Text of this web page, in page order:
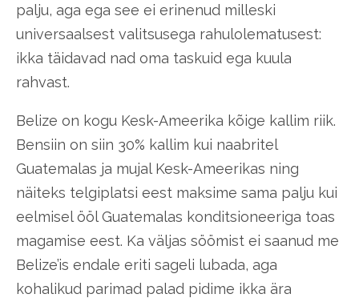
palju, aga ega see ei erinenud milleski
universaalsest valitsusega rahulolematusest:
ikka täidavad nad oma taskuid ega kuula
rahvast.
Belize on kogu Kesk-Ameerika kõige kallim riik.
Bensiin on siin 30% kallim kui naabritel
Guatemalas ja mujal Kesk-Ameerikas ning
näiteks telgiplatsi eest maksime sama palju kui
eelmisel ööl Guatemalas konditsioneeriga toas
magamise eest. Ka väljas söömist ei saanud me
Belize’is endale eriti sageli lubada, aga
kohalikud parimad palad pidime ikka ära